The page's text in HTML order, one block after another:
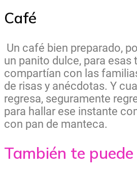
Café
Un café bien preparado,
un panito dulce, para esas
compartían con las
de risas y anécdotas. Y
regresa, seguramente
para hallar ese instante
con pan de manteca.
También te